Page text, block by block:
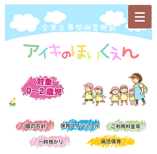
​企業主導型保育施設